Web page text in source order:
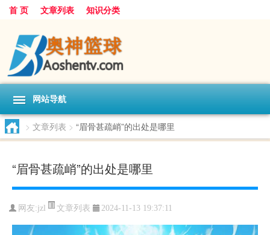
首 页 文章列表 知识分类
网站导航
> 文章列表 > “眉骨甚疏峭”的出处是哪里
“眉骨甚疏峭”的出处是哪里
网友:jzl 文章列表 2024-11-13 19:37:11